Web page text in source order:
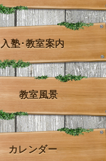
入塾･教室案内
教室風景
カレンダー